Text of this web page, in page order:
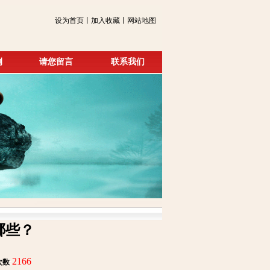
设为首页丨加入收藏丨网站地图
请您留言 联系我们
？
数: 2166